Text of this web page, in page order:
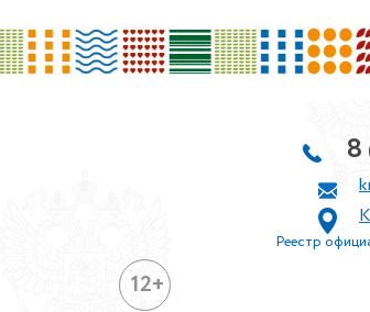
12+
8
Реестр